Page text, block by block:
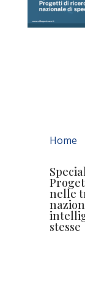
Home
nelle
stesse